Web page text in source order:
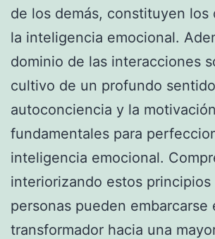
de los demás, constituyen los
la inteligencia emocional.
dominio de las interacciones
cultivo de un profundo
autoconciencia y la
fundamentales para
inteligencia emocional.
interiorizando estos principios
personas pueden embarcarse
transformador hacia una